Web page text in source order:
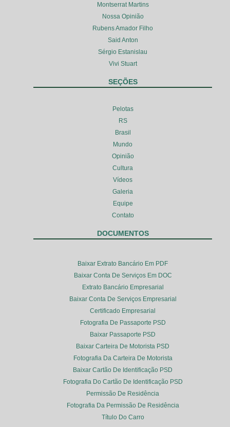
Montserrat Martins
Nossa Opinião
Rubens Amador Filho
Said Anton
Sérgio Estanislau
Vivi Stuart
SEÇÕES
Pelotas
RS
Brasil
Mundo
Opinião
Cultura
Vídeos
Galeria
Equipe
Contato
DOCUMENTOS
Baixar Extrato Bancário Em PDF
Baixar Conta De Serviços Em DOC
Extrato Bancário Empresarial
Baixar Conta De Serviços Empresarial
Certificado Empresarial
Fotografia De Passaporte PSD
Baixar Passaporte PSD
Baixar Carteira De Motorista PSD
Fotografia Da Carteira De Motorista
Baixar Cartão De Identificação PSD
Fotografia Do Cartão De Identificação PSD
Permissão De Residência
Fotografia Da Permissão De Residência
Título Do Carro